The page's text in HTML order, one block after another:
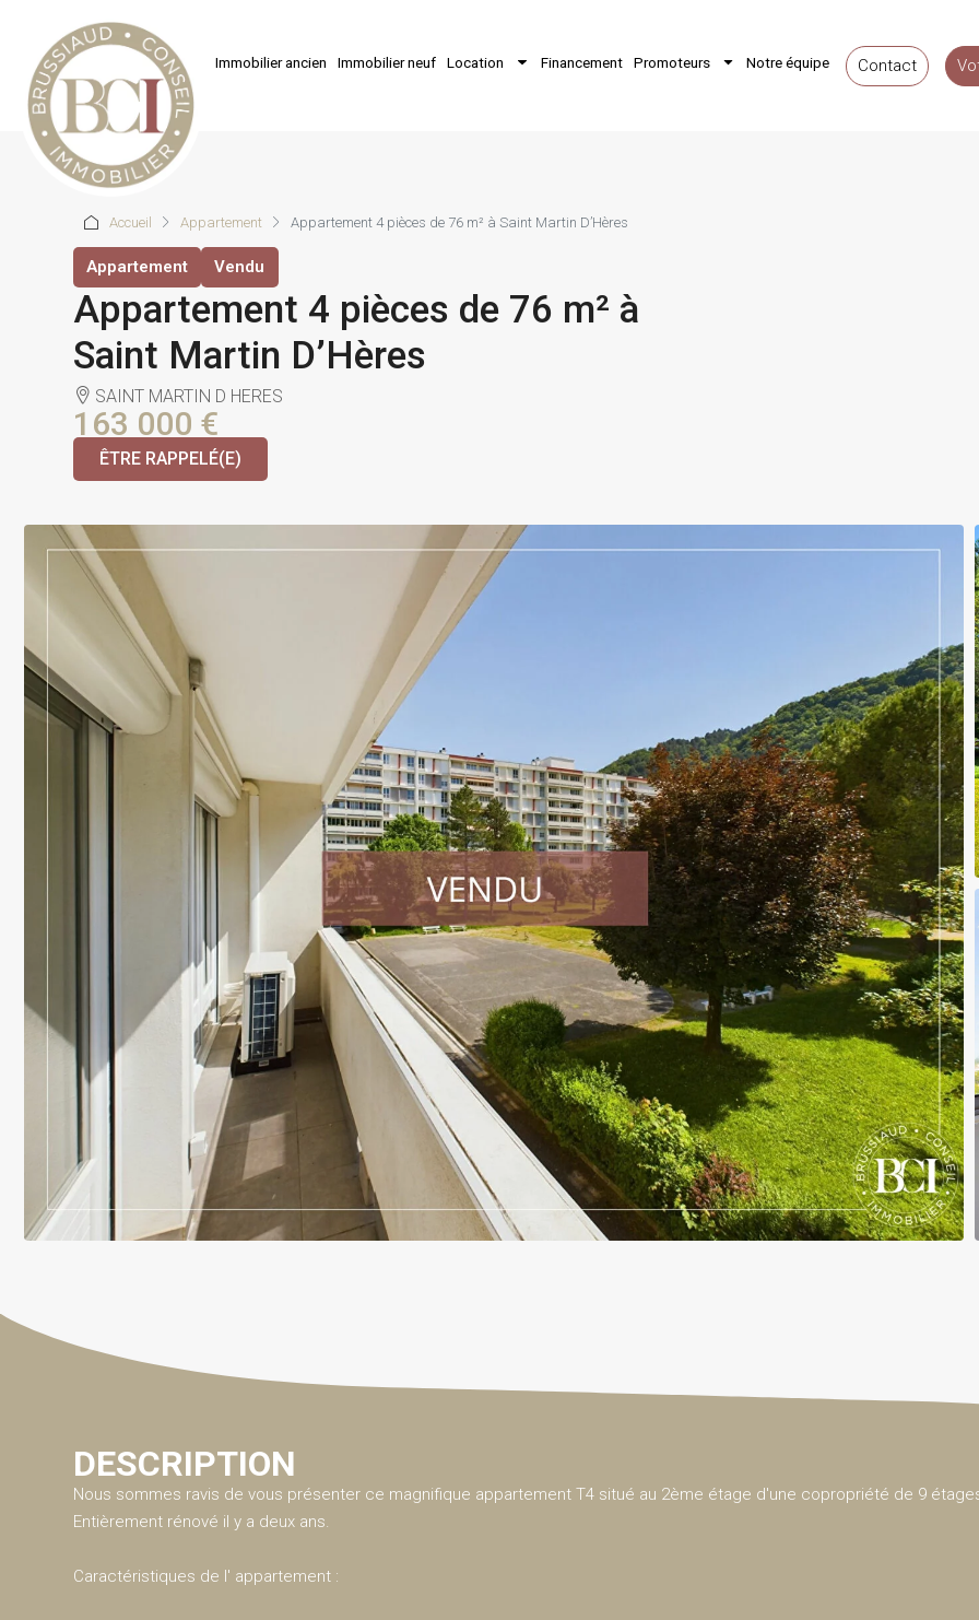
Immobilier ancien Immobilier neuf Location Financement Promoteurs Notre équipe Contact
Accueil Appartement Appartement 4 pièces de 76 m² à Saint Martin D’Hères
Appartement Vendu
Appartement 4 pièces de 76 m² à
Saint Martin D’Hères
SAINT MARTIN D HERES
163 000 €
ÊTRE RAPPELÉ(E)
DESCRIPTION
Nous sommes ravis de vous présenter ce magnifique appartement T4 situé au 2ème étage d'une copropriété de 9
Entièrement rénové il y a deux ans.
Caractéristiques de l' appartement :